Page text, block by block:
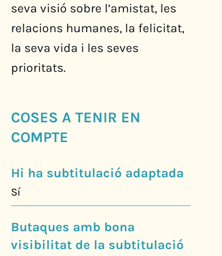
seva visió sobre l’amistat, les
relacions humanes, la felicitat,
la seva vida i les seves
prioritats.
COSES A TENIR EN
COMPTE
Hi ha subtitulació adaptada
Sí
Butaques amb bona
visibilitat de la subtitulació